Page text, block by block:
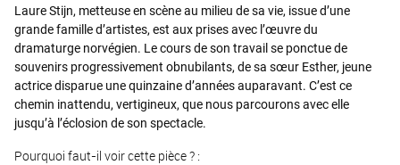
Laure Stijn, metteuse en scène au milieu de sa vie, issue d’une
grande famille d’artistes, est aux prises avec l’œuvre du
dramaturge norvégien. Le cours de son travail se ponctue de
souvenirs progressivement obnubilants, de sa sœur Esther, jeune
actrice disparue une quinzaine d’années auparavant. C’est ce
chemin inattendu, vertigineux, que nous parcourons avec elle
jusqu’à l’éclosion de son spectacle.
Pourquoi faut-il voir cette pièce ? :